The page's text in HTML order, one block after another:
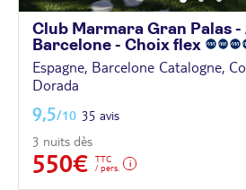
Club Marmara Gran Palas
Barcelone - Choix flex
Espagne, Barcelone Catalogne,
Dorada
9,5/10 35 avis
3 nuits dès
550€
TTC
/ pers.